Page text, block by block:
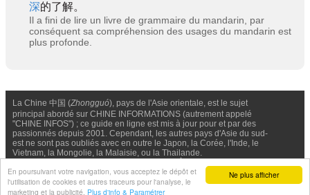
Ne plus afficher
En poursuivant votre navigation, vous acceptez le dépôt et
l'utilisation de cookies et autres traceurs pour l'analyse, le
marketing et la publicité. Plus d'info & Paramétrer
深的了解。
Il a fini de lire un livre de grammaire du mandarin, par
conséquent sa compréhension des usages du mandarin est
plus profonde.
La Chine 中国 (Zhongguó), pays de l'Asie orientale, est le sujet
principal abordé sur CHINE INFORMATIONS (autrement appelé
"CHINE INFOS") ; ce guide en ligne est mis à jour pour et par des
passionnés depuis 2001. Cependant, les autres pays d'Asie du sud-
est ne sont pas oubliés avec en outre le Japon, la Corée, l'Inde, le
Vietnam, la Mongolie, la Malaisie, ou la Thailande.
© Chine Informations, 2026 - Tous droits réservés (depuis 2001)